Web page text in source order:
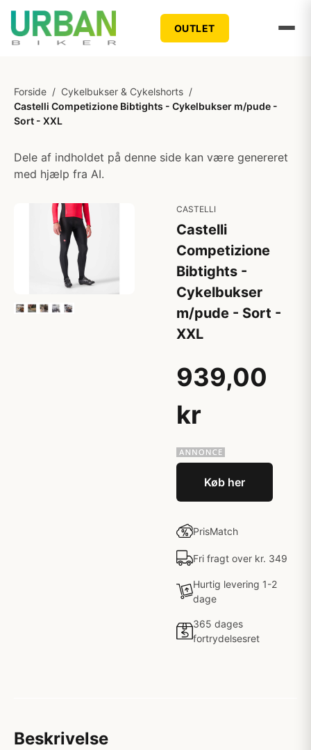
OUTLET
Forside / Cykelbukser & Cykelshorts /
Castelli Competizione Bibtights - Cykelbukser m/pude -
Sort - XXL
Dele af indholdet på denne side kan være genereret
med hjælp fra AI.
CASTELLI
Castelli
Competizione
Bibtights -
Cykelbukser
m/pude - Sort -
XXL
939,00
kr
Køb her
PrisMatch
Fri fragt over kr. 349
Hurtig levering 1-2
dage
365 dages
fortrydelsesret
Beskrivelse